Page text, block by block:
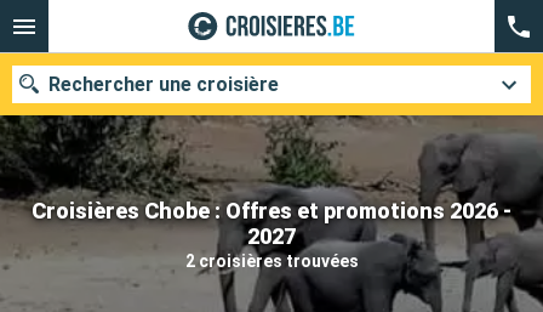
Croisières Chobe : Offres et promotions 2026 -
2027
2 croisières trouvées
Rechercher une croisière
Nos destinations